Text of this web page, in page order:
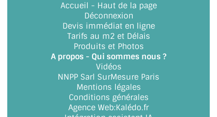
VITRINE EN VERRE
CONNECTEURS ET ASSEMBLAGE DE VERRES
PLATS ET CORNIÈRES
LES CHARNIÈRES DE PORTE EN VERRE
BOUTONS ET POIGNÉES
Accueil - Haut de la page
Déconnexion
Devis immédiat en ligne
Tarifs au m2 et Délais
Produits et Photos
A propos - Qui sommes nous ?
Vidéos
NNPP Sarl SurMesure Paris
Mentions légales
Conditions générales
Agence Web:Kalédo.fr